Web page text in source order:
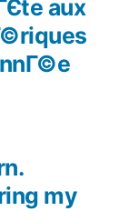
my
aux